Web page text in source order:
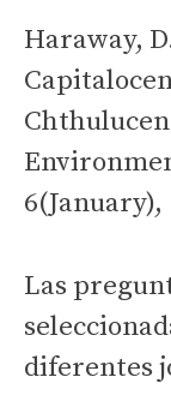
Haraway,
6(January),
Las
diferentes